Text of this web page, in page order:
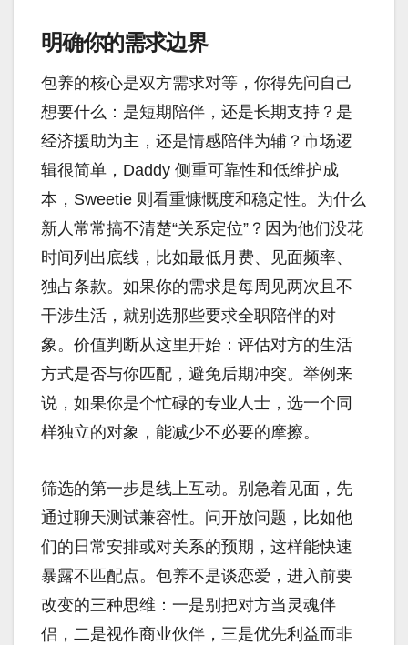
明确你的需求边界
包养的核心是双方需求对等，你得先问自己
想要什么：是短期陪伴，还是长期支持？是
经济援助为主，还是情感陪伴为辅？市场逻
辑很简单，Daddy 侧重可靠性和低维护成
本，Sweetie 则看重慷慨度和稳定性。为什么
新人常常搞不清楚“关系定位”？因为他们没花
时间列出底线，比如最低月费、见面频率、
独占条款。如果你的需求是每周见两次且不
干涉生活，就别选那些要求全职陪伴的对
象。价值判断从这里开始：评估对方的生活
方式是否与你匹配，避免后期冲突。举例来
说，如果你是个忙碌的专业人士，选一个同
样独立的对象，能减少不必要的摩擦。
筛选的第一步是线上互动。别急着见面，先
通过聊天测试兼容性。问开放问题，比如他
们的日常安排或对关系的预期，这样能快速
暴露不匹配点。包养不是谈恋爱，进入前要
改变的三种思维：一是别把对方当灵魂伴
侣，二是视作商业伙伴，三是优先利益而非